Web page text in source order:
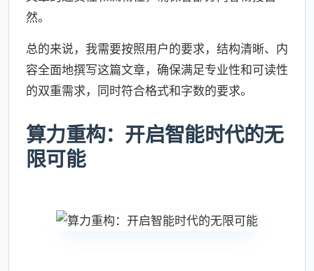
然。
总的来说，我需要按照用户的要求，结构清晰、内
容全面地撰写这篇文章，确保满足专业性和可读性
的双重需求，同时符合格式和字数的要求。
算力重构：开启智能时代的无
限可能